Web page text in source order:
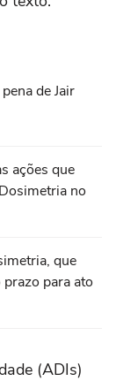
de Jair
ações que
no
que
para ato
(ADIs)